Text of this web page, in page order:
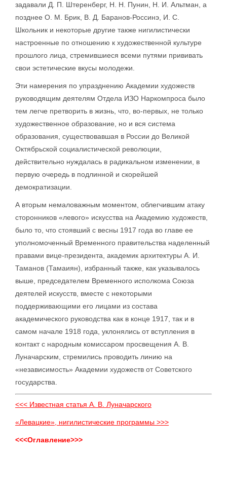
задавали Д. П. Штеренберг, Н. Н. Пунин, Н. И. Альтман, а
позднее О. М. Брик, В. Д. Баранов-Россинэ, И. С.
Школьник и некоторые другие также нигилистически
настроенные по отношению к художественной культуре
прошлого лица, стремившиеся всеми путями прививать
свои эстетические вкусы молодежи.
Эти намерения по упразднению Академии художеств
руководящим деятелям Отдела ИЗО Наркомпроса было
тем легче претворить в жизнь, что, во-первых, не только
художественное образование, но и вся система
образования, существовавшая в России до Великой
Октябрьской социалистической революции,
действительно нуждалась в радикальном изменении, в
первую очередь в подлинной и скорейшей
демократизации.
А вторым немаловажным моментом, облегчившим атаку
сторонников «левого» искусства на Академию художеств,
было то, что стоявший с весны 1917 года во главе ее
уполномоченный Временного правительства наделенный
правами вице-президента, академик архитектуры А. И.
Таманов (Тамаиян), избранный также, как указывалось
выше, председателем Временного исполкома Союза
деятелей искусств, вместе с некоторыми
поддерживающими его лицами из состава
академического руководства как в конце 1917, так и в
самом начале 1918 года, уклонялись от вступления в
контакт с народным комиссаром просвещения А. В.
Луначарским, стремились проводить линию на
«независимость» Академии художеств от Советского
государства.
<<< Известная статья А. В. Луначарского
«Левацкие», нигилистические программы >>>
<<<Оглавление>>>